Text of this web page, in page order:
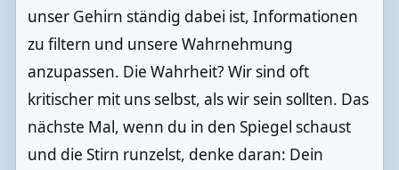
unser Gehirn ständig dabei ist, Informationen
zu filtern und unsere Wahrnehmung
anzupassen. Die Wahrheit? Wir sind oft
kritischer mit uns selbst, als wir sein sollten. Das
nächste Mal, wenn du in den Spiegel schaust
und die Stirn runzelst, denke daran: Dein